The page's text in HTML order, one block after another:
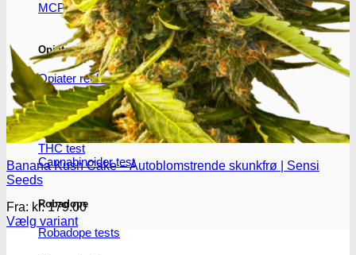
MCPP test
Opiater
Opiater renhedstest
THC/Cannabinoider
THC test
Cannabinoider test
Robadope
Robadope tests
Banana Kush Cake – Autoblomstrende skunkfrø | Sensi
Seeds
Fra: kr.179.00
Vælg variant